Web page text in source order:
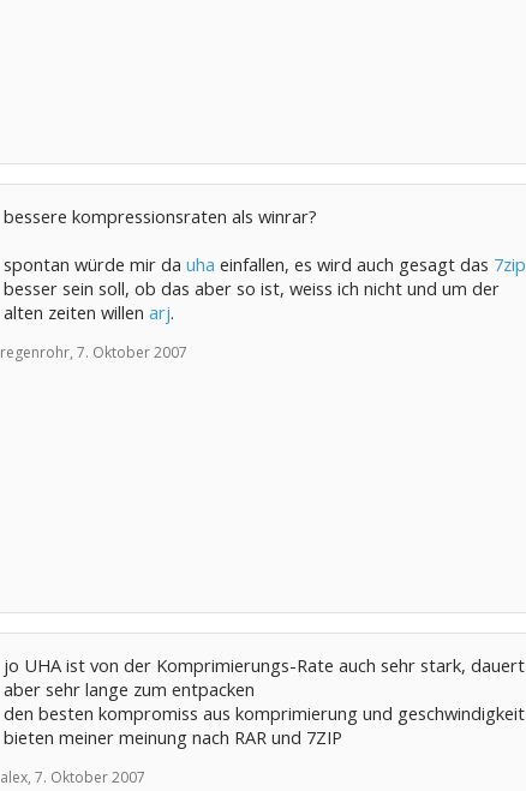
bessere kompressionsraten als winrar?
spontan würde mir da uha einfallen, es wird auch gesagt das 7zip
besser sein soll, ob das aber so ist, weiss ich nicht und um der
alten zeiten willen arj.
regenrohr, 7. Oktober 2007
jo UHA ist von der Komprimierungs-Rate auch sehr stark, dauert
aber sehr lange zum entpacken
den besten kompromiss aus komprimierung und geschwindigkeit
bieten meiner meinung nach RAR und 7ZIP
alex, 7. Oktober 2007